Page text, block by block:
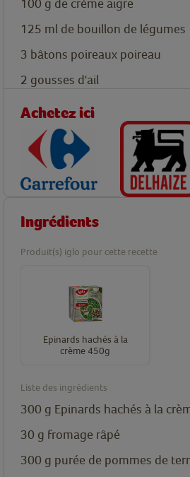
100 g de crème aigre
125 ml de bouillon de légumes
3 bâtons poireaux poireau
2 gousses d'ail
Achetez ici
Ingrédients
Produit(s) iglo pour cette recette
Epinards hachés à la
crème 450g
Liste des ingrédients
300 g Epinards hachés à la
30 g fromage râpé
300 g purée de pommes de